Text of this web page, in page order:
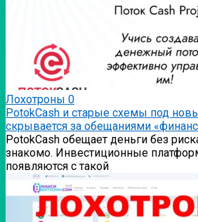
Лохотроны 0
PotokCash и старые схемы под
скрывается за обещаниями
PotokCash обещает деньги без
знакомо. Инвестиционные
появляются с такой